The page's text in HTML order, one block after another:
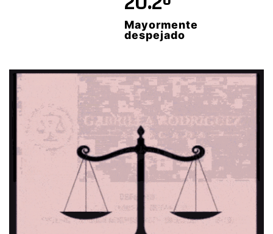
Mayormente
despejado